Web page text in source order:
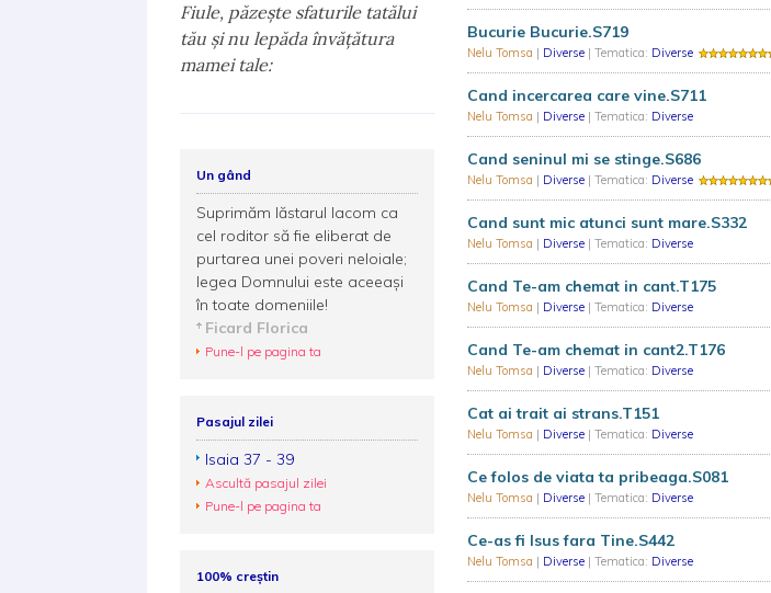
Bucurie Bucurie.S719
Nelu Tomsa | Diverse | Tematica: Diverse
Cand incercarea care vine.S711
Nelu Tomsa | Diverse | Tematica: Diverse
Cand seninul mi se stinge.S686
Nelu Tomsa | Diverse | Tematica: Diverse
Cand sunt mic atunci sunt mare.S332
Nelu Tomsa | Diverse | Tematica: Diverse
Cand Te-am chemat in cant.T175
Nelu Tomsa | Diverse | Tematica: Diverse
Cand Te-am chemat in cant2.T176
Nelu Tomsa | Diverse | Tematica: Diverse
Cat ai trait ai strans.T151
Nelu Tomsa | Diverse | Tematica: Diverse
Ce folos de viata ta pribeaga.S081
Nelu Tomsa | Diverse | Tematica: Diverse
Ce-as fi Isus fara Tine.S442
Nelu Tomsa | Diverse | Tematica: Diverse
Fiule, păzeşte sfaturile tatălui
tău şi nu lepăda învăţătura
mamei tale:
Un gând
Suprimăm lăstarul lacom ca
cel roditor să fie eliberat de
purtarea unei poveri neloiale;
legea Domnului este aceeaşi
în toate domeniile!
Ficard Florica
Pune-l pe pagina ta
Pasajul zilei
Isaia 37 - 39
Ascultă pasajul zilei
Pune-l pe pagina ta
100% creștin